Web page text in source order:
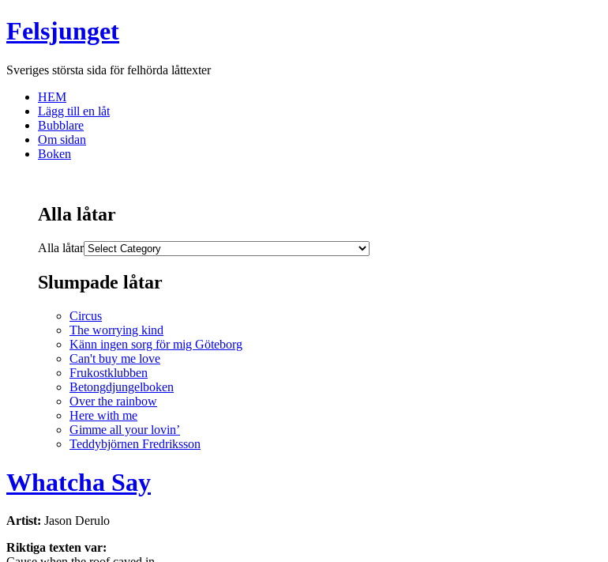
Felsjunget
Sveriges största sida för felhörda låttexter
HEM
Lägg till en låt
Bubblare
Om sidan
Boken
Alla låtar
Alla låtar
Slumpade låtar
Circus
The worrying kind
Känn ingen sorg för mig Göteborg
Can't buy me love
Frukostklubben
Betongdjungelboken
Over the rainbow
Here with me
Gimme all your lovin’
Teddybjörnen Fredriksson
Whatcha Say
Artist: Jason Derulo
Riktiga texten var: